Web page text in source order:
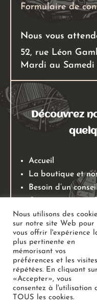
Formulaire de
Nous vous
52, rue Léon
Mardi au Samedi :
Découvrez
Accueil
La boutique et
Besoin d’un
Mentions légales
Conditions
Politiques de
Politique de
Copyright Au Jardin des
Nous utilisons des
sur notre site Web pour
vous offrir l'expérience
plus pertinente en
mémorisant vos
préférences et les visites
répétées. En cliquant sur
«Accepter», vous
consentez à l'utilisation
TOUS les cookies.